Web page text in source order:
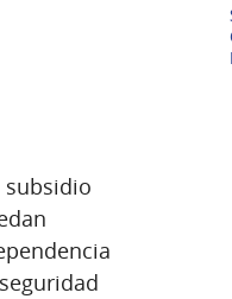
subsidio